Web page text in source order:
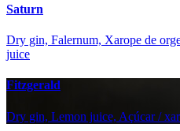
Saturn
Dry gin, Falernum, Xarope de
juice
Fitzgerald
Dry gin, Lemon juice, Açúcar /